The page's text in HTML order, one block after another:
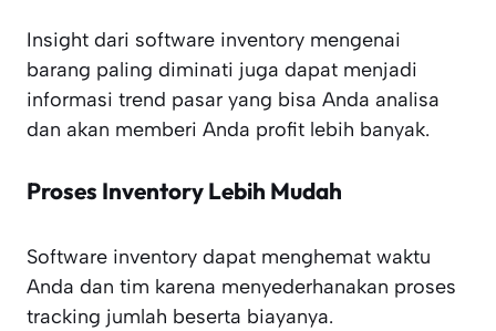
Insight dari software inventory mengenai
barang paling diminati juga dapat menjadi
informasi trend pasar yang bisa Anda analisa
dan akan memberi Anda profit lebih banyak.
Proses Inventory Lebih Mudah
Software inventory dapat menghemat waktu
Anda dan tim karena menyederhanakan proses
tracking jumlah beserta biayanya.